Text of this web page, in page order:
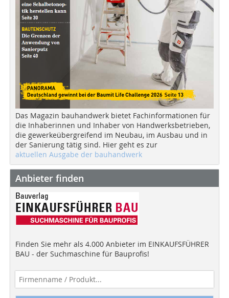
Das Magazin bauhandwerk bietet Fachinformationen für
die Inhaberinnen und Inhaber von Handwerksbetrieben,
die gewerkeübergreifend im Neubau, im Ausbau und in
der Sanierung tätig sind. Hier geht es zur
aktuellen Ausgabe der bauhandwerk
Anbieter finden
Finden Sie mehr als 4.000 Anbieter im EINKAUFSFÜHRER
BAU - der Suchmaschine für Bauprofis!